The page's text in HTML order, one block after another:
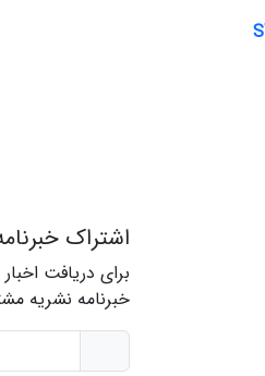
اشتراک
برای دریافت
خبرنامه نشریه